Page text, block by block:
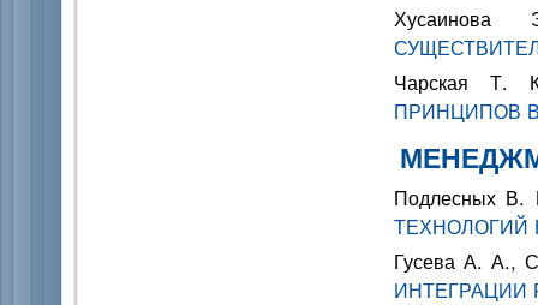
Чарская
ПРИНЦИПОВ
Подлесных
ТЕХНОЛОГИЙ
Гусева А. А.,